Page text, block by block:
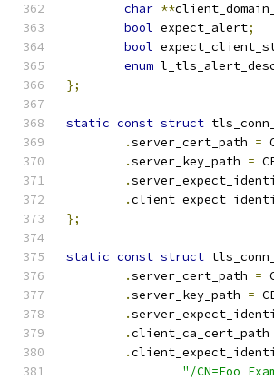
char **
bool expect_alert;
bool
enum
};
static const struct
.server_cert_path =
.server_key_path =
.
.
};
static const struct
.server_cert_path =
.server_key_path =
.
.client_ca_cert_path
.
"/CN=Foo